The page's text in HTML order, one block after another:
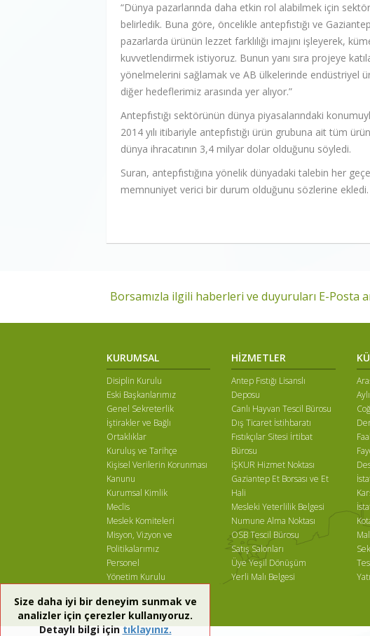
“Dünya pazarlarında daha etkin rol alabilmek için
belirledik. Buna göre, öncelikle antepfıstığı ve
pazarlarda ürünün lezzet farklılığı imajını işleyerek,
kuvvetlendirmek istiyoruz. Bunun yanı sıra projeye
yönelmelerini sağlamak ve AB ülkelerinde endüstriyel
diğer hedeflerimiz arasında yer alıyor.”
Antepfıstığı sektörünün dünya piyasalarındaki
2014 yılı itibariyle antepfıstığı ürün grubuna ait tüm
dünya ihracatının 3,4 milyar dolar olduğunu söyledi.
Suran, antepfıstığına yönelik dünyadaki talebin her
memnuniyet verici bir durum olduğunu sözlerine ekledi.
Borsamızla ilgili haberleri ve duyuruları E-Posta
KURUMSAL
Disiplin Kurulu
Eski Başkanlarımız
Genel Sekreterlik
İştirakler ve Bağlı
Ortaklıklar
Kuruluş ve Tarihçe
Kişisel Verilerin Korunması
Kanunu
Kurumsal Kimlik
Meclis
Meslek Komiteleri
Misyon, Vizyon ve
Politikalarımız
Personel
Yönetim Kurulu
HİZMETLER
Antep Fıstığı Lisanslı
Deposu
Canlı Hayvan Tescil Bürosu
Dış Ticaret İstihbaratı
Fıstıkçılar Sitesi İrtibat
Bürosu
İŞKUR Hizmet Noktası
Gaziantep Et Borsası ve Et
Hali
Mesleki Yeterlilik Belgesi
Numune Alma Noktası
OSB Tescil Bürosu
Satış Salonları
Üye Yeşil Dönüşüm
Yerli Malı Belgesi
Size daha iyi bir deneyim sunmak ve
analizler için çerezler kullanıyoruz.
Detaylı bilgi içintıklayınız.